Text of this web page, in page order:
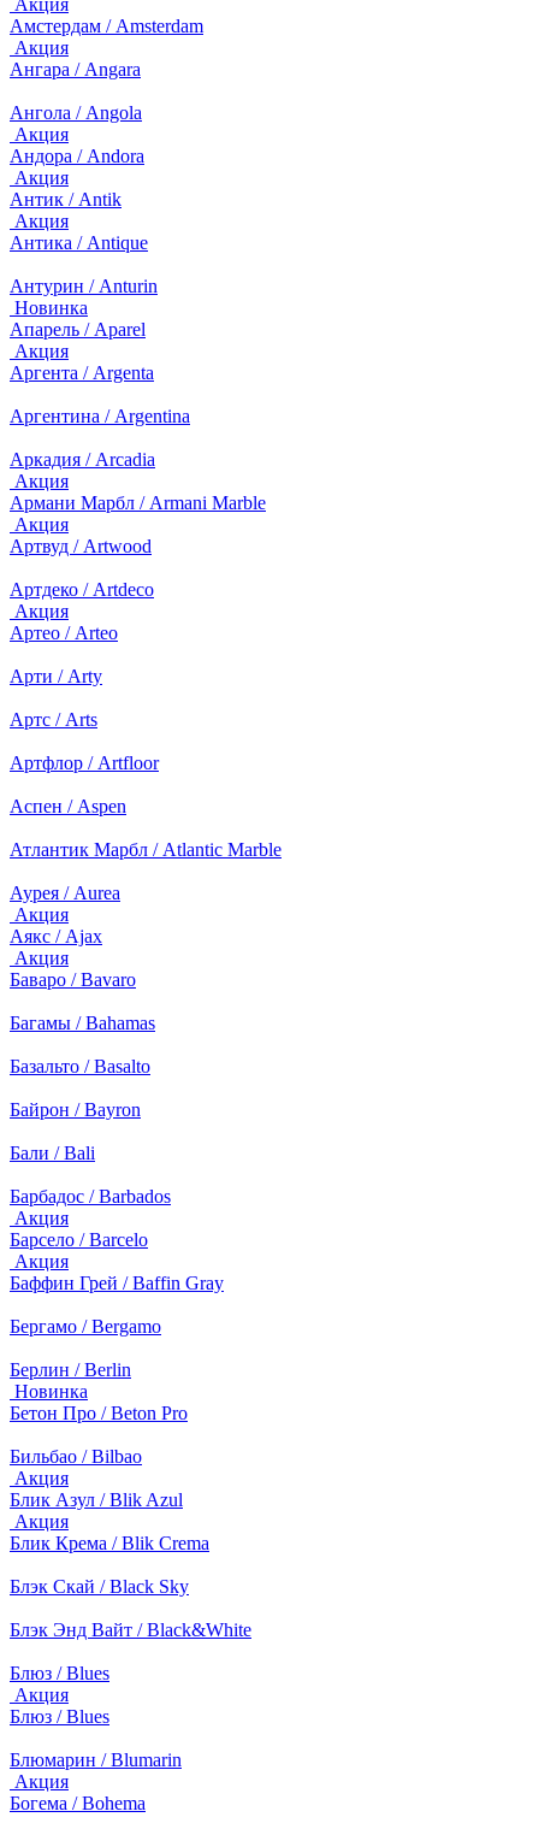
Амстердам / Amsterdam
Акция
Ангара / Angara
Ангола / Angola
Акция
Андора / Andora
Акция
Антик / Antik
Акция
Антика / Antique
Антурин / Anturin
Новинка
Апарель / Aparel
Акция
Аргента / Argenta
Аргентина / Argentina
Аркадия / Arcadia
Акция
Армани Марбл / Armani Marble
Акция
Артвуд / Artwood
Артдеко / Artdeco
Акция
Артео / Arteo
Арти / Arty
Артс / Arts
Артфлор / Artfloor
Аспен / Aspen
Атлантик Марбл / Atlantic Marble
Аурея / Aurea
Акция
Аякс / Ajax
Акция
Баваро / Bavaro
Багамы / Bahamas
Базальто / Basalto
Байрон / Bayron
Бали / Bali
Барбадос / Barbados
Акция
Барсело / Barcelo
Акция
Баффин Грей / Baffin Gray
Бергамо / Bergamo
Берлин / Berlin
Новинка
Бетон Про / Beton Pro
Бильбао / Bilbao
Акция
Блик Азул / Blik Azul
Акция
Блик Крема / Blik Crema
Блэк Скай / Black Sky
Блэк Энд Вайт / Black&White
Блюз / Blues
Акция
Блюз / Blues
Блюмарин / Blumarin
Акция
Богема / Bohema